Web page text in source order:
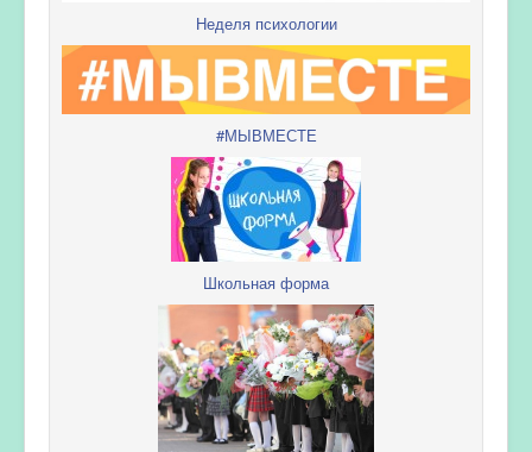
Неделя психологии
#МЫВМЕСТЕ
Школьная форма